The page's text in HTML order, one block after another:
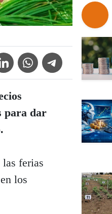
Icon
WhatsApp IconTelegram Icon
para dar
ferias
los